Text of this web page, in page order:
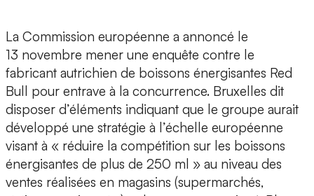
La Commission européenne a annoncé le
13 novembre mener une enquête contre le
fabricant autrichien de boissons énergisantes Red
Bull pour entrave à la concurrence. Bruxelles dit
disposer d’éléments indiquant que le groupe aurait
développé une stratégie à l’échelle européenne
visant à « réduire la compétition sur les boissons
énergisantes de plus de 250 ml » au niveau des
ventes réalisées en magasins (supermarchés,